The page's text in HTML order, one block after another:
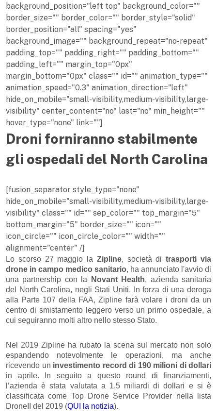
background_position="left top" background_color=""
border_size="" border_color="" border_style="solid"
border_position="all" spacing="yes"
background_image="" background_repeat="no-repeat"
padding_top="" padding_right="" padding_bottom=""
padding_left="" margin_top="0px"
margin_bottom="0px" class="" id="" animation_type=""
animation_speed="0.3" animation_direction="left"
hide_on_mobile="small-visibility,medium-visibility,large-
visibility" center_content="no" last="no" min_height=""
hover_type="none" link=""]
Droni forniranno stabilmente
gli ospedali del North Carolina
[fusion_separator style_type="none"
hide_on_mobile="small-visibility,medium-visibility,large-
visibility" class="" id="" sep_color="" top_margin="5"
bottom_margin="5" border_size="" icon=""
icon_circle="" icon_circle_color="" width=""
alignment="center" /]
Lo scorso 27 maggio la Zipline, società ditrasporti via
drone in campo medico sanitario, ha annunciato l'avvio di
una partnership con la
Novant Health, azienda sanitaria
del North Carolina, negli Stati Uniti. In forza di una deroga
alla Parte 107 della FAA, Zipline farà volare i droni da un
centro di smistamento leggero verso un primo ospedale, a
cui seguiranno molti altro nello stesso Stato.
Nel 2019 Zipline ha rubato la scena sul mercato non solo
espandendo notevolmente le operazioni, ma anche
ricevendo un investimento record di 190 milioni di dollari
in aprile. In seguito a questo round di finanziamenti,
l’azienda è stata valutata a 1,5 miliardi di dollari e si è
classificata come Top Drone Service Provider nella lista
DroneII del 2019 (QUI la notizia).